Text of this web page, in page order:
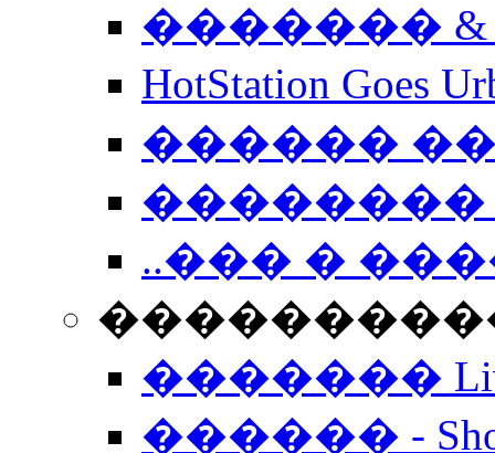
�������
HotStation
������
��������
..��� �
����������
�������
������ -